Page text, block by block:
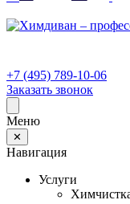
+7 (495) 789-10-06
Заказать звонок
Меню
✕
Навигация
Услуги